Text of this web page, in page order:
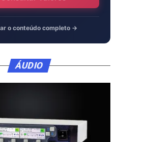
o conteúdo completo →
ÁUDIO